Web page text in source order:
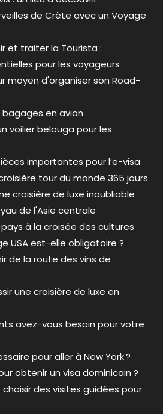
de Crète avec un Voyage
et traiter la Tourista :
pour les voyageurs
moyen d'organiser son Road-
en avion
voilier belouga pour les
importantes pour l’e-visa
tour du monde 365 jours
croisière de luxe inoubliable
de l'Asie centrale
pays à la croisée des cultures
USA est-elle obligatoire ?
de la route des vins de
une croisière de luxe en
avez-vous besoin pour votre
pour aller à New York ?
obtenir un visa dominicain ?
des visites guidées pour